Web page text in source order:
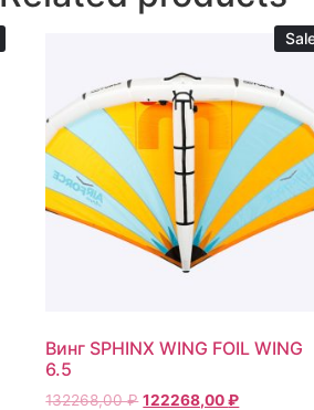
Винг SPHINX WING FOIL WING
6.5
132268,00₽ 122268,00₽